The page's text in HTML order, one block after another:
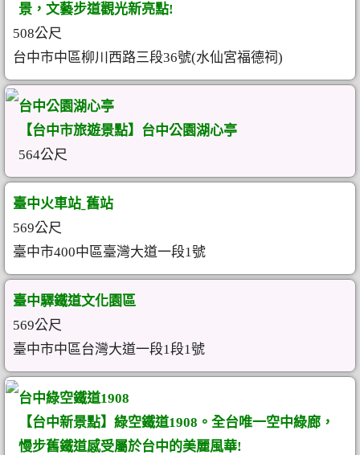
景，文藝步道觀光新亮點!
508公尺
台中市中區柳川西路三段36號(水仙宮福德祠)
台中公園湖心亭
【台中市旅遊景點】台中公園湖心亭
564公尺
臺中火車站ˍ舊站
569公尺
臺中市400中區臺灣大道一段1號
臺中驛鐵道文化園區
569公尺
臺中市中區台灣大道一段1段1號
台中綠空鐵道1908
【台中新景點】綠空鐵道1908。全台唯一空中綠廊，
慢步舊鐵道感受屬於台中的美麗風華!